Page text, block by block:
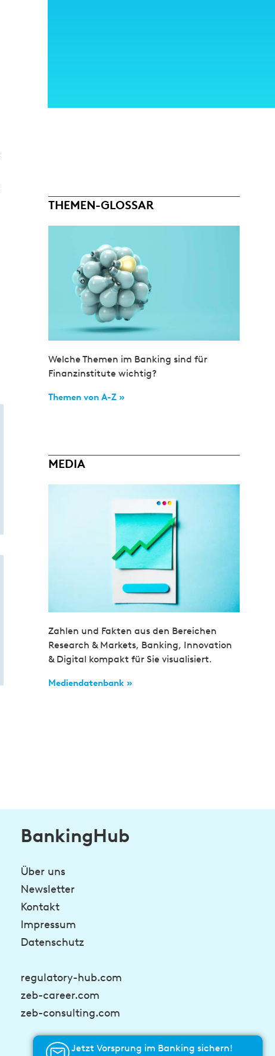
THEMEN-GLOSSAR
Welche Themen im Banking sind für
Finanzinstitute wichtig?
Themen von A-Z »
MEDIA
Zahlen und Fakten aus den Bereichen
Research & Markets, Banking, Innovation
& Digital kompakt für Sie visualisiert.
Mediendatenbank »
BankingHub
Über uns
Newsletter
Kontakt
Impressum
Datenschutz
regulatory-hub.com
zeb-career.com
zeb-consulting.com
Jetzt Vorsprung im Banking sichern!